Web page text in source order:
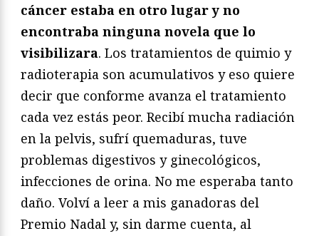
cáncer estaba en otro lugar y no
encontraba ninguna novela que lo
visibilizara. Los tratamientos de quimio y
radioterapia son acumulativos y eso quiere
decir que conforme avanza el tratamiento
cada vez estás peor. Recibí mucha radiación
en la pelvis, sufrí quemaduras, tuve
problemas digestivos y ginecológicos,
infecciones de orina. No me esperaba tanto
daño. Volví a leer a mis ganadoras del
Premio Nadal y, sin darme cuenta, al